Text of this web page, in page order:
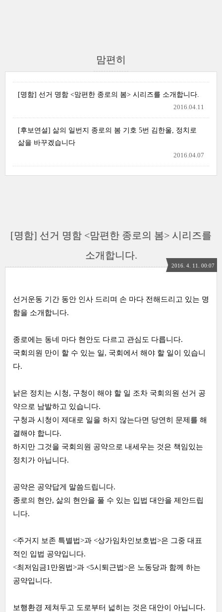
맘편히
[명함] 선거 명함 <맘편한 종로의 봄> 시리즈를 소개합니다.
2016.04.11
[후보연설] 삶의 일번지 종로의 봄 기호 5번 김한울, 정치로
삶을 바꾸겠습니다
2016.04.07
[명함] 선거 명함 <맘편한 종로의 봄> 시리즈를
소개합니다.
2016. 4. 11. 00:07
선거운동 기간 동안 인사 드리며 손 마다 전해드리고 있는 명
함을 소개합니다.
종로에는 동네 마다 현안도 다르고 관심도 다릅니다.
국회의원 만이 할 수 있는 일, 국회에서 해야 할 일이 있습니
다.
낡은 정치는 시청, 구청이 해야 할 일 조차 국회의원 선거 공
약으로 남발하고 있습니다.
구청과 시청이 제대로 일을 하지 않는다면 당연히 문제를 해
결해야 합니다.
하지만 그것을 국회의원 공약으로 내세우는 것은 책임있는
정치가 아닙니다.
공약은 공약답게 말씀드립니다.
종로의 현안, 삶의 현안을 풀 수 있는 입법 대안을 제안드립
니다.
<주거지 보존 특별법>과 <상가임차인보호법>은 그중 대표
적인 입법 공약입니다.
<최저임금1만원법>과 <5시퇴근법>은 노동당과 함께 하는
공약입니다.
보행환경 제쳐두고 도로부터 넓히는 것은 대안이 아닙니다.